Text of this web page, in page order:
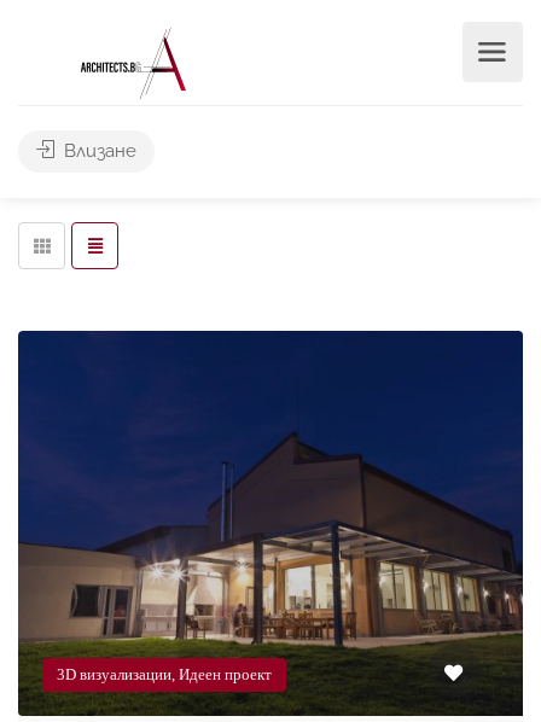
Влизане
3D визуализации, Идеен проект